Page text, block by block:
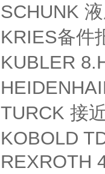
SCHUNK
KRIES备件
KUBLER
TURCK 接
KOBOLD
REXROTH